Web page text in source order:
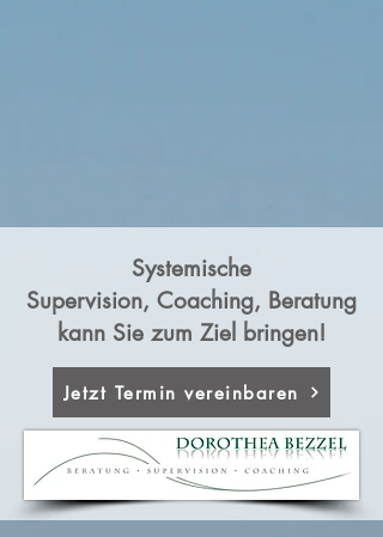
Systemische
Supervision, Coaching, Beratung
kann Sie zum Ziel bringen!
Jetzt Termin vereinbaren